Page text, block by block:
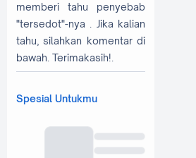
memberi tahu penyebab
"tersedot"-nya . Jika kalian
tahu, silahkan komentar di
bawah. Terimakasih!.
Spesial Untukmu